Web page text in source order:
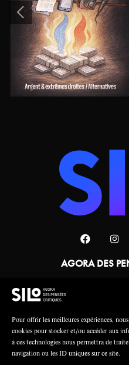
Pour offrir les meilleures expériences,
cookies pour stocker et/ou accéder aux
à ces technologies nous permettra de
navigation ou les ID uniques sur ce site.
AGORA DES